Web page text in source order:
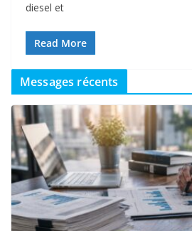
diesel et
Read More
Messages récents